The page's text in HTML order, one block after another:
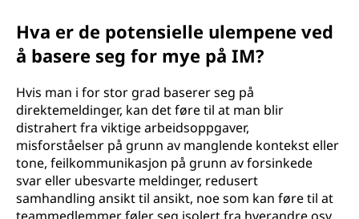
Hva er de potensielle ulempene ved
å basere seg for mye på IM?
Hvis man i for stor grad baserer seg på
direktemeldinger, kan det føre til at man blir
distrahert fra viktige arbeidsoppgaver,
misforståelser på grunn av manglende kontekst eller
tone, feilkommunikasjon på grunn av forsinkede
svar eller ubesvarte meldinger, redusert
samhandling ansikt til ansikt, noe som kan føre til at